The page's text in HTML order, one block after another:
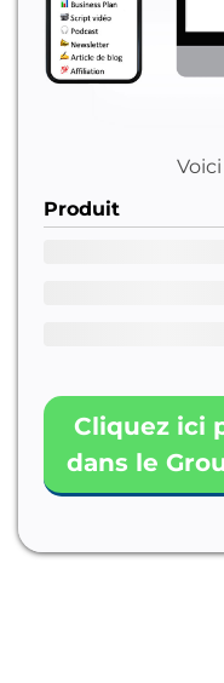
Produit
Cliquez ici
dans le